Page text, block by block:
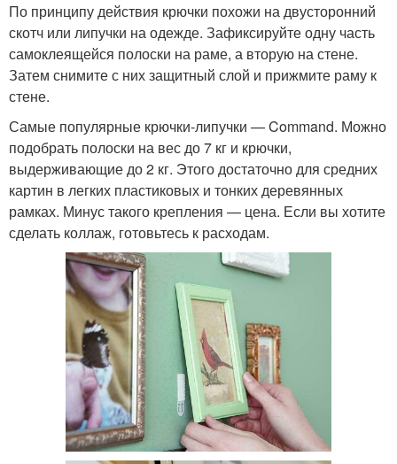
По принципу действия крючки похожи на двусторонний
скотч или липучки на одежде. Зафиксируйте одну часть
самоклеящейся полоски на раме, а вторую на стене.
Затем снимите с них защитный слой и прижмите раму к
стене.
Самые популярные крючки-липучки — Command. Можно
подобрать полоски на вес до 7 кг и крючки,
выдерживающие до 2 кг. Этого достаточно для средних
картин в легких пластиковых и тонких деревянных
рамках. Минус такого крепления — цена. Если вы хотите
сделать коллаж, готовьтесь к расходам.